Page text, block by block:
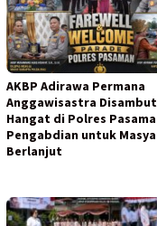
AKBP Adirawa Permana
Anggawisastra Disambut
Hangat di Polres
Pengabdian untuk
Berlanjut